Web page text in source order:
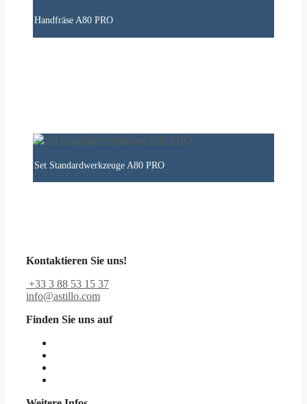
Handfräse A80 PRO
Set Standardwerkzeuge A80 PRO
Kontaktieren Sie uns!
+33 3 88 53 15 37
info@astillo.com
Finden Sie uns auf